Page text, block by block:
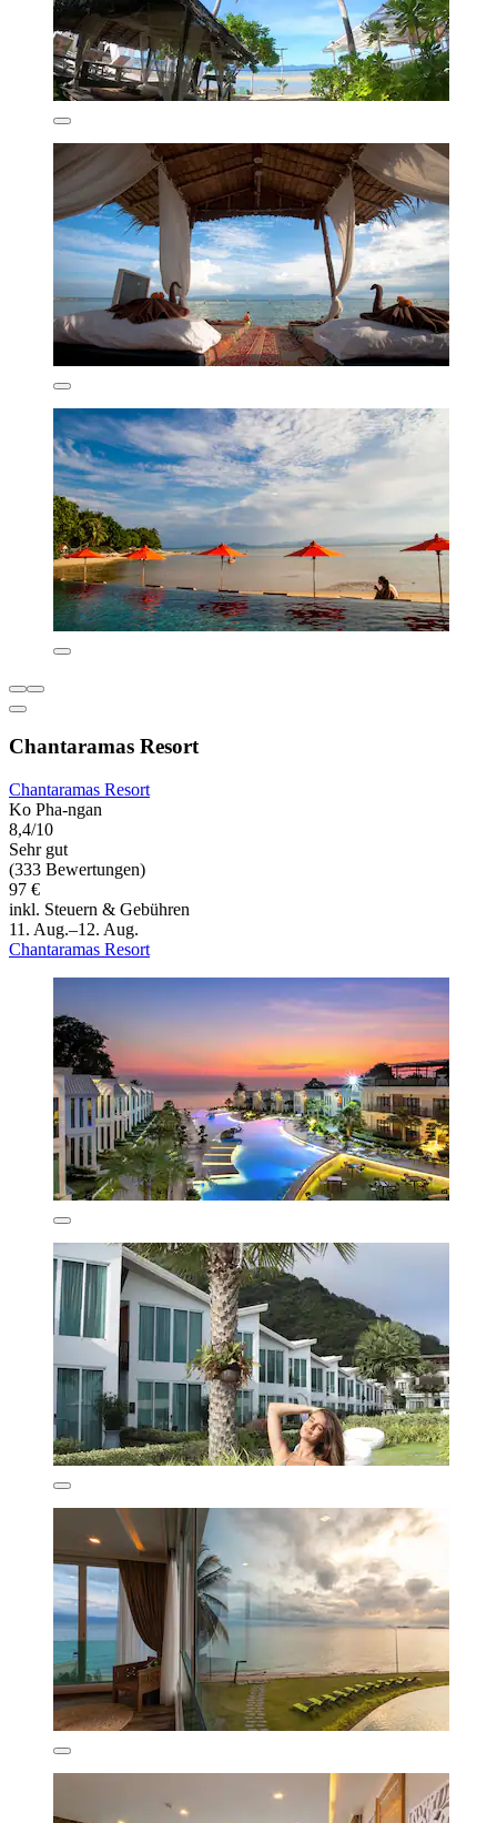
Chantaramas Resort
Chantaramas Resort
Ko Pha-ngan
8,4/10
Sehr gut
(333 Bewertungen)
97 €
inkl. Steuern & Gebühren
11. Aug.–12. Aug.
Chantaramas Resort